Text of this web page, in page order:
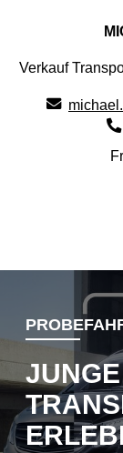
Verkauf